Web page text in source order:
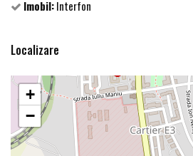
Imobil:Interfon
Localizare
+
−